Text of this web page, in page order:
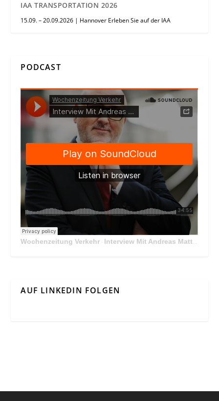
IAA TRANSPORTATION 2026
15.09. – 20.09.2026 | Hannover Erleben Sie auf der IAA
PODCAST
Wochenzeitung Verkehr · Interview Mit Andreas Matthä, CEO der ÖBB Holding
AUF LINKEDIN FOLGEN